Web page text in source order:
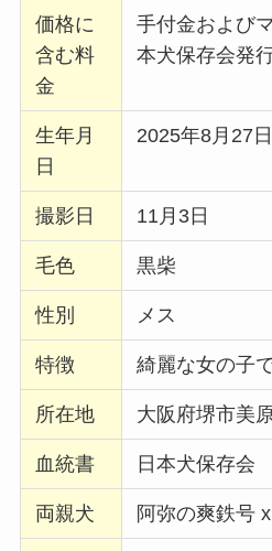
価格に
含む料
金
手付金および
本犬保存会発
生年月
日
2025年8月27
撮影日 11月3日
毛色 黒柴
性別 メス
特徴 綺麗な女の子
所在地 大阪府堺市美
血統書 日本犬保存会
両親犬 阿弥の爽鉄号